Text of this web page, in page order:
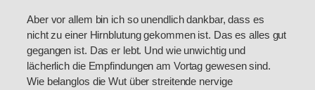
Aber vor allem bin ich so unendlich dankbar, dass es
nicht zu einer Hirnblutung gekommen ist. Das es alles gut
gegangen ist. Das er lebt. Und wie unwichtig und
lächerlich die Empfindungen am Vortag gewesen sind.
Wie belanglos die Wut über streitende nervige